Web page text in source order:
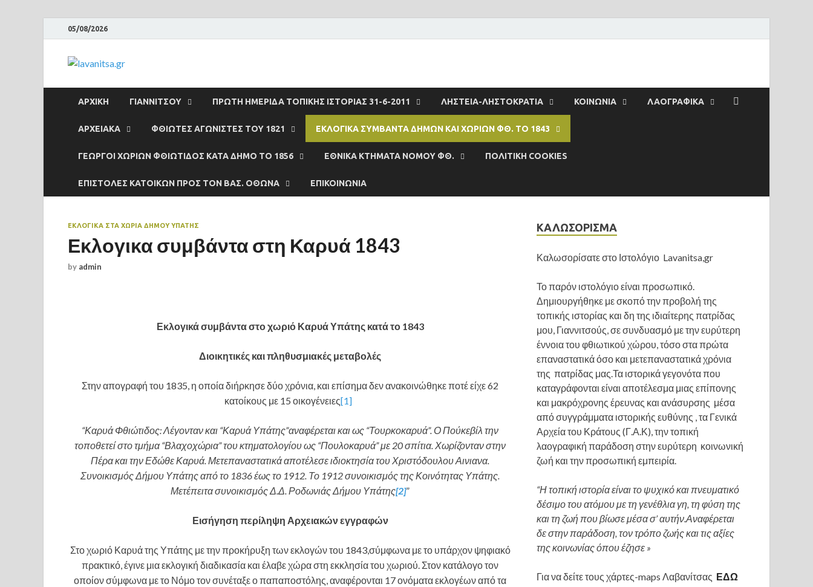
05/08/2026
lavanitsa.gr
ΑΡΧΙΚΉ ΓΙΑΝΝΙΤΣΟΥ ΠΡΩΤΗ ΗΜΕΡΙΔΑ ΤΟΠΙΚΗΣ ΙΣΤΟΡΙΑΣ 31-6-2011 ΛΗΣΤΕΙΑ-ΛΗΣΤΟΚΡΑΤΙΑ ΚΟΙΝΩΝΙΑ ΛΑΟΓΡΑΦΙΚΑ
ΑΡΧΕΙΑΚΆ ΦΘΙΩΤΕΣ ΑΓΩΝΙΣΤΕΣ ΤΟΥ 1821 ΕΚΛΟΓΙΚΑ ΣΥΜΒΆΝΤΑ ΔΗΜΩΝ ΚΑΙ ΧΩΡΙΩΝ ΦΘ. ΤΟ 1843
ΓΕΩΡΓΟΙ ΧΩΡΙΩΝ ΦΘΙΩΤΙΔΟΣ ΚΑΤΑ ΔΗΜΟ ΤΟ 1856 ΕΘΝΙΚΆ ΚΤΉΜΑΤΑ ΝΟΜΟΥ ΦΘ. ΠΟΛΙΤΙΚΉ COOKIES
ΕΠΙΣΤΟΛΕΣ ΚΑΤΟΙΚΩΝ ΠΡΟΣ ΤΟΝ ΒΑΣ. ΟΘΩΝΑ ΕΠΙΚΟΙΝΩΝΊΑ
ΕΚΛΟΓΙΚΆ ΣΤΑ ΧΩΡΙΑ ΔΗΜΟΥ ΥΠΑΤΗΣ
Εκλογικα συμβάντα στη Καρυά 1843
by admin
Εκλογικά συμβάντα στο χωριό Καρυά Υπάτης κατά το 1843
Διοικητικές και πληθυσμιακές μεταβολές
Στην απογραφή του 1835, η οποία διήρκησε δύο χρόνια, και επίσημα δεν ανακοινώθηκε ποτέ είχε 62
κατοίκους με 15 οικογένειες[1]
“Καρυά Φθιώτιδος: Λέγονταν και “Καρυά Υπάτης”αναφέρεται και ως “Τουρκοκαρυά”. Ο Πούκεβίλ την
τοποθετεί στο τμήμα “Βλαχοχώρια” του κτηματολογίου ως “Πουλοκαρυά” με 20 σπίτια. Χωρίζονταν στην
Πέρα και την Εδώθε Καρυά. Μετεπαναστατικά αποτέλεσε ιδιοκτησία του Χριστόδουλου Αινιανα.
Συνοικισμός Δήμου Υπάτης από το 1836 έως το 1912. Το 1912 συνοικισμός της Κοινότητας Υπάτης.
Μετέπειτα συνοικισμός Δ.Δ. Ροδωνιάς Δήμου Υπάτης[2]”
Εισήγηση περίληψη Αρχειακών εγγραφών
Στο χωριό Καρυά της Υπάτης με την προκήρυξη των εκλογών του 1843,σύμφωνα με το υπάρχον ψηφιακό
πρακτικό, έγινε μια εκλογική διαδικασία και έλαβε χώρα στη εκκλησία του χωριού. Στον κατάλογο τον
οποίον σύμφωνα με το Νόμο τον συνέταξε ο παπαποστόλης, αναφέρονται 17 ονόματα εκλογέων από τα
ΚΑΛΩΣΟΡΙΣΜΑ
Καλωσορίσατε στο Ιστολόγιο Lavanitsa,gr
Το παρόν ιστολόγιο είναι προσωπικό.
Δημιουργήθηκε με σκοπό την προβολή της
τοπικής ιστορίας και δη της ιδιαίτερης πατρίδας
μου, Γιαννιτσούς, σε συνδυασμό με την ευρύτερη
έννοια του φθιωτικού χώρου, τόσο στα πρώτα
επαναστατικά όσο και μετεπαναστατικά χρόνια
της πατρίδας μας.Τα ιστορικά γεγονότα που
καταγράφονται είναι αποτέλεσμα μιας επίπονης
και μακρόχρονης έρευνας και ανάσυρσης μέσα
από συγγράμματα ιστορικής ευθύνης , τα Γενικά
Αρχεία του Κράτους (Γ.Α.Κ), την τοπική
λαογραφική παράδοση στην ευρύτερη κοινωνική
ζωή και την προσωπική εμπειρία.
“Η τοπική ιστορία είναι το ψυχικό και πνευματικό
δέσιμο του ατόμου με τη γενέθλια γη, τη φύση της
και τη ζωή που βίωσε μέσα σ’ αυτήν.Αναφέρεται
δε στην παράδοση, τον τρόπο ζωής και τις αξίες
της κοινωνίας όπου έζησε »
Για να δείτε τους χάρτες-maps Λαβανίτσας ΕΔΩ